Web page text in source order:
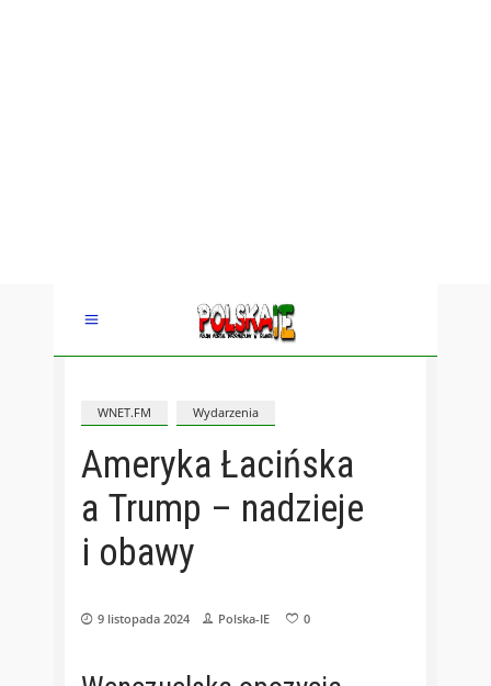
WNET.FM Wydarzenia
Ameryka Łacińska
a Trump – nadzieje
i obawy
9 listopada 2024 Polska-IE 0